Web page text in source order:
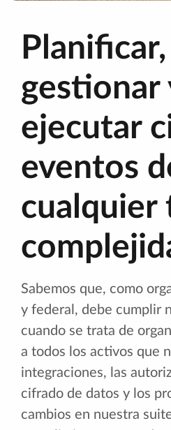
Planificar,
gestionar
ejecutar
eventos
cualquier
Sabemos que, como
y federal, debe cumplir
cuando se trata de
a todos los activos que
integraciones, las
cifrado de datos y los
cambios en nuestra